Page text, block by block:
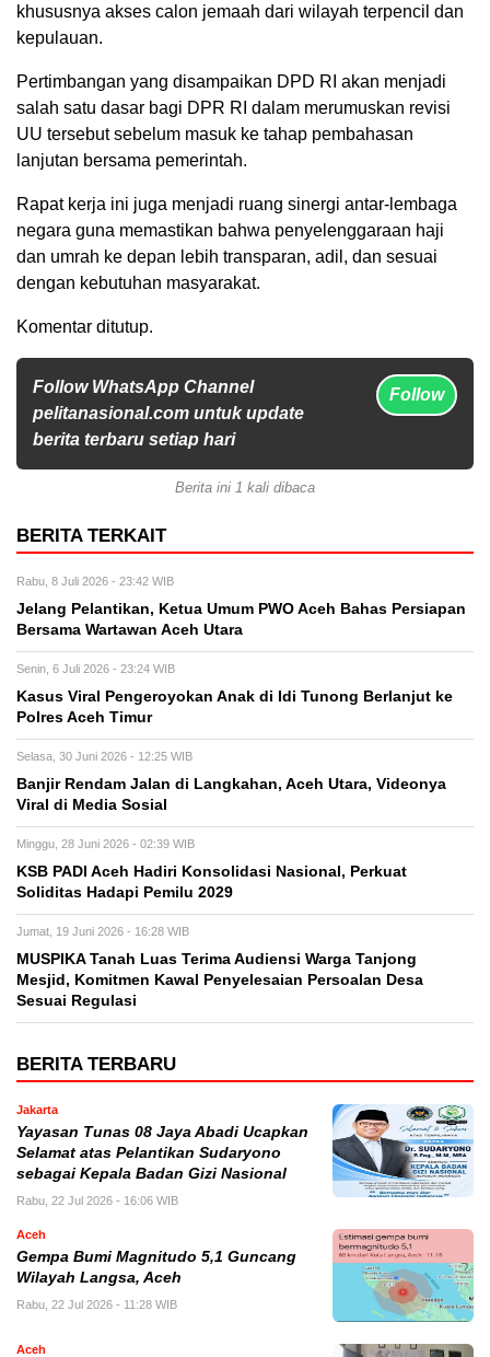
khususnya akses calon jemaah dari wilayah terpencil dan
kepulauan.
Pertimbangan yang disampaikan DPD RI akan menjadi
salah satu dasar bagi DPR RI dalam merumuskan revisi
UU tersebut sebelum masuk ke tahap pembahasan
lanjutan bersama pemerintah.
Rapat kerja ini juga menjadi ruang sinergi antar-lembaga
negara guna memastikan bahwa penyelenggaraan haji
dan umrah ke depan lebih transparan, adil, dan sesuai
dengan kebutuhan masyarakat.
Komentar ditutup.
Follow WhatsApp Channel
pelitanasional.com untuk update
berita terbaru setiap hari
Follow
Berita ini 1 kali dibaca
BERITA TERKAIT
Rabu, 8 Juli 2026 - 23:42 WIB
Jelang Pelantikan, Ketua Umum PWO Aceh Bahas Persiapan
Bersama Wartawan Aceh Utara
Senin, 6 Juli 2026 - 23:24 WIB
Kasus Viral Pengeroyokan Anak di Idi Tunong Berlanjut ke
Polres Aceh Timur
Selasa, 30 Juni 2026 - 12:25 WIB
Banjir Rendam Jalan di Langkahan, Aceh Utara, Videonya
Viral di Media Sosial
Minggu, 28 Juni 2026 - 02:39 WIB
KSB PADI Aceh Hadiri Konsolidasi Nasional, Perkuat
Soliditas Hadapi Pemilu 2029
Jumat, 19 Juni 2026 - 16:28 WIB
MUSPIKA Tanah Luas Terima Audiensi Warga Tanjong
Mesjid, Komitmen Kawal Penyelesaian Persoalan Desa
Sesuai Regulasi
BERITA TERBARU
Jakarta
Yayasan Tunas 08 Jaya Abadi Ucapkan
Selamat atas Pelantikan Sudaryono
sebagai Kepala Badan Gizi Nasional
Rabu, 22 Jul 2026 - 16:06 WIB
Aceh
Gempa Bumi Magnitudo 5,1 Guncang
Wilayah Langsa, Aceh
Rabu, 22 Jul 2026 - 11:28 WIB
Aceh